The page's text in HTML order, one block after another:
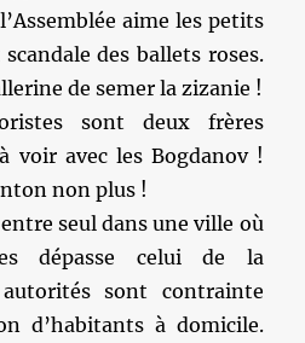
aime les petits
des ballets roses.
de semer la zizanie !
sont deux frères
voir avec les Bogdanov !
non plus !
seul dans une ville où
dépasse celui de la
sont contrainte
d’habitants à domicile.